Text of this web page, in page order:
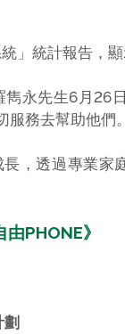
」統計報告，
永先生6月26
務去幫助他們。
，透過專業
PHONE》